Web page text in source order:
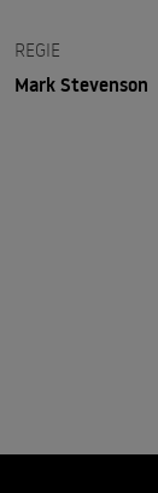
REGIE
Mark Stevenson